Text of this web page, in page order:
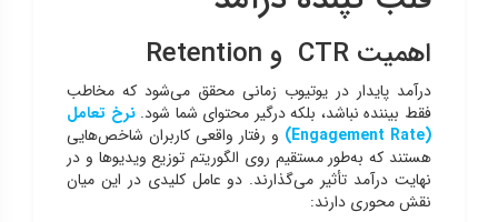
اهمیت CTR و Retention
درآمد پایدار در یوتیوب زمانی محقق می‌شود که مخاطب
فقط بیننده نباشد، بلکه درگیر محتوای شما شود.نرخ تعامل
(Engagement Rate)
و رفتار واقعی کاربران شاخص‌هایی
هستند که به‌طور مستقیم روی الگوریتم توزیع ویدیوها و در
نهایت درآمد تأثیر می‌گذارند. دو عامل کلیدی در این میان
نقش محوری دارند: